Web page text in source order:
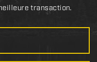
transaction.